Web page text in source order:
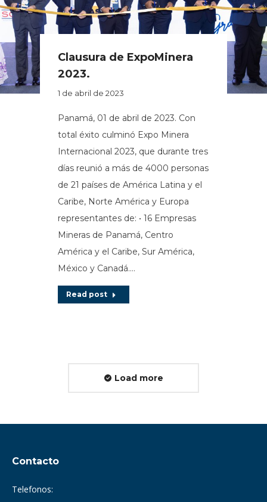
Clausura de ExpoMinera
2023.
1 de abril de 2023
Panamá, 01 de abril de 2023. Con
total éxito culminó Expo Minera
Internacional 2023, que durante tres
días reunió a más de 4000 personas
de 21 países de América Latina y el
Caribe, Norte América y Europa
representantes de: • 16 Empresas
Mineras de Panamá, Centro
América y el Caribe, Sur América,
México y Canadá.…
Read post
Load more
Contacto
Telefonos: